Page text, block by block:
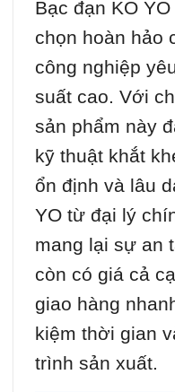
Bạc đạn KO
chọn hoàn hảo
công nghiệp
suất cao. Với
sản phẩm này
kỹ thuật khắt
ổn định và lâu
YO từ đại lý
mang lại sự an
còn có giá cả
giao hàng
kiệm thời gian
trình sản xuất.